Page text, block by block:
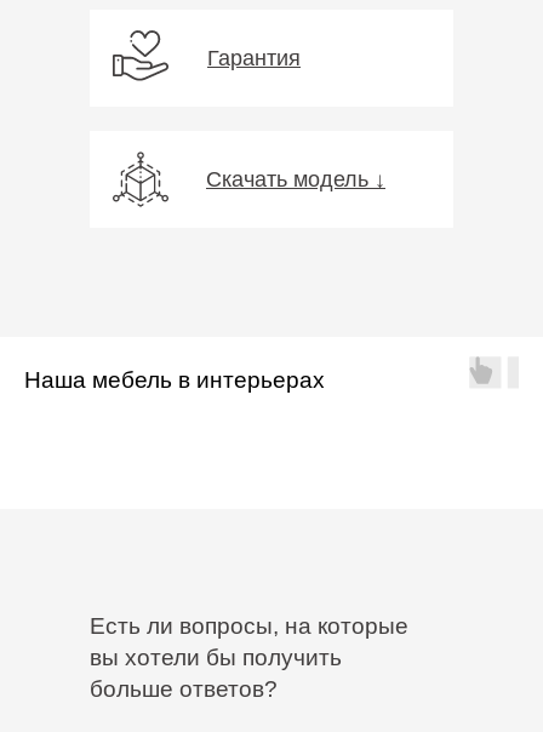
Гарантия
Скачать модель ↓
Наша мебель в интерьерах
Есть ли вопросы, на которые
вы хотели бы получить
больше ответов?